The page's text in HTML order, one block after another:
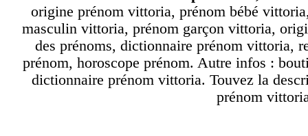
origine prénom vittoria, prénom bébé
masculin vittoria, prénom garçon vittoria,
des prénoms, dictionnaire prénom vittoria,
prénom, horoscope prénom. Autre infos :
dictionnaire prénom vittoria. Touvez la
prénom